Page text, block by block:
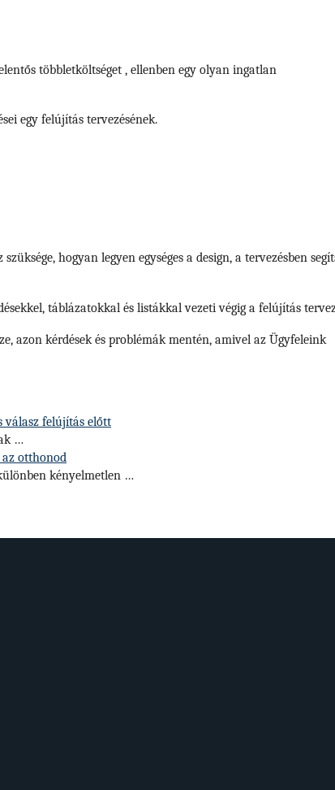
többletköltséget , ellenben egy olyan ingatlan
egy felújítás tervezésének.
hogyan legyen egységes a design, a tervezésben
táblázatokkal és listákkal vezeti végig a felújítás
azon kérdések és problémák mentén, amivel az Ügyfeleink
válasz felújítás előtt
…
az otthonod
kényelmetlen …